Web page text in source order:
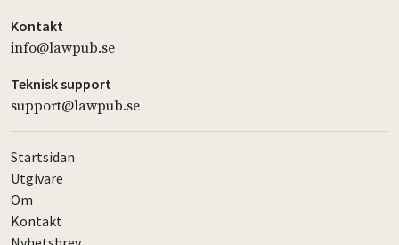
Kontakt
info@lawpub.se
Teknisk support
support@lawpub.se
Startsidan
Utgivare
Om
Kontakt